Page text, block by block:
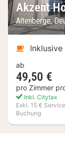
Akzent
Altenberge,
ab
49,50 €
pro Zimmer
Inkl. Citytax
Exkl. 15 €
Buchung